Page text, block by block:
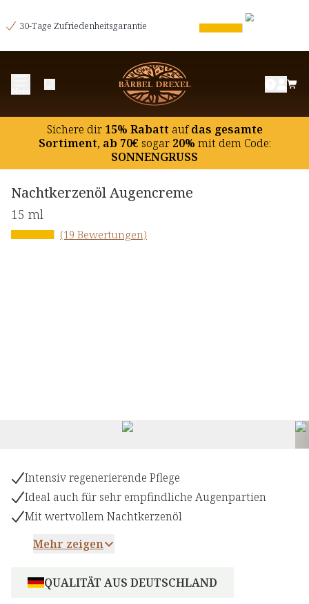
30-Tage Zufriedenheitsgarantie
Sichere dir15% Rabatt aufdas gesamte
Sortiment, ab 70€ sogar20% mit dem Code:
SONNENGRUSS
Nachtkerzenöl Augencreme
15 ml
(19 Bewertungen)
Intensiv regenerierende Pflege
Ideal auch für sehr empfindliche Augenpartien
Mit wertvollem Nachtkerzenöl
Mehr zeigen
QUALITÄT AUS DEUTSCHLAND